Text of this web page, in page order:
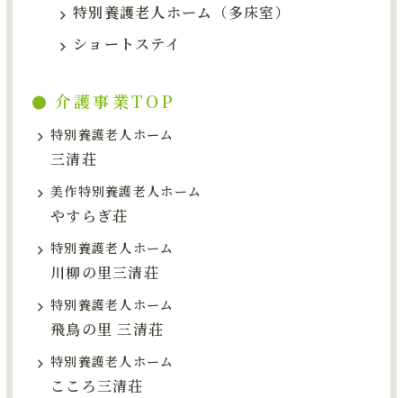
特別養護老人ホーム（多床室）
ショートステイ
介護事業TOP
特別養護老人ホーム
三清荘
美作特別養護老人ホーム
やすらぎ荘
特別養護老人ホーム
川柳の里三清荘
特別養護老人ホーム
飛鳥の里 三清荘
特別養護老人ホーム
こころ三清荘